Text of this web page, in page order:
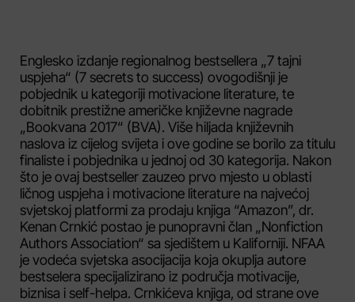
Englesko izdanje regionalnog bestsellera „7 tajni
uspjeha“ (7 secrets to success) ovogodišnji je
pobjednik u kategoriji motivacione literature, te
dobitnik prestižne američke književne nagrade
„Bookvana 2017“ (BVA). Više hiljada književnih
naslova iz cijelog svijeta i ove godine se borilo za titulu
finaliste i pobjednika u jednoj od 30 kategorija. Nakon
što je ovaj bestseller zauzeo prvo mjesto u oblasti
ličnog uspjeha i motivacione literature na najvećoj
svjetskoj platformi za prodaju knjiga “Amazon”, dr.
Kenan Crnkić postao je punopravni član „Nonfiction
Authors Association“ sa sjedištem u Kaliforniji. NFAA
je vodeća svjetska asocijacija koja okuplja autore
bestselera specijalizirano iz područja motivacije,
biznisa i self-helpa. Crnkićeva knjiga, od strane ove